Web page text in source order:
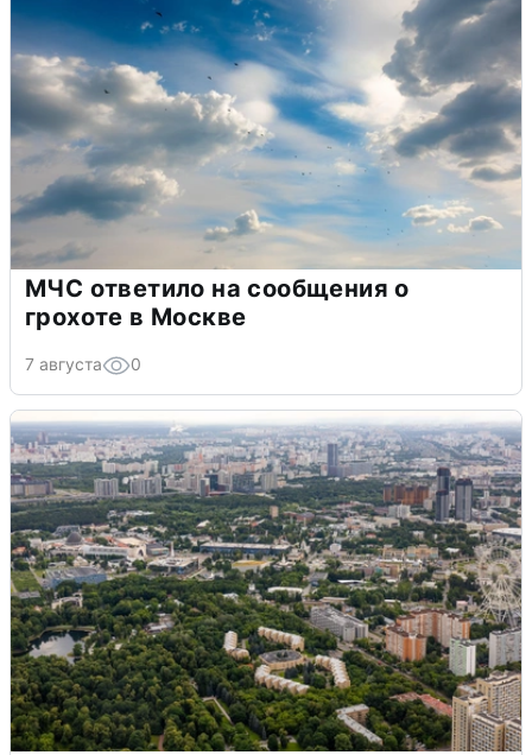
МЧС ответило на сообщения о
грохоте в Москве
7 августа 0